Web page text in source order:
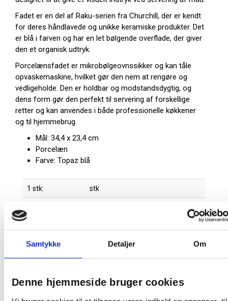
Samtykke Detaljer Om
Denne hjemmeside bruger cookies
Fadet er en del af Raku-serien fra Churchill, der er kendt
for deres håndlavede og unikke keramiske produkter. Det
er blå i farven og har en let bølgende overflade, der giver
den et organisk udtryk.
Porcelænsfadet er mikrobølgeovnssikker og kan tåle
opvaskemaskine, hvilket gør den nem at rengøre og
vedligeholde. Den er holdbar og modstandsdygtig, og
dens form gør den perfekt til servering af forskellige
retter og kan anvendes i både professionelle køkkener
og til hjemmebrug.
Mål: 34,4 x 23,4 cm
Porcelæn
Farve: Topaz blå
1 stk: stk
Fødevarekontaktmaterialer
Fødevaregodkendelser